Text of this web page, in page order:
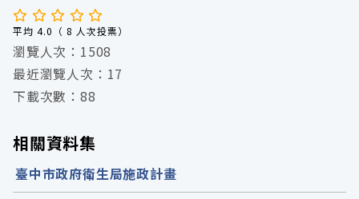
平均 4.0（ 8 人次投票）
瀏覽人次：1508
最近瀏覽人次：17
下載次數：88
相關資料集
臺中市政府衛生局施政計畫